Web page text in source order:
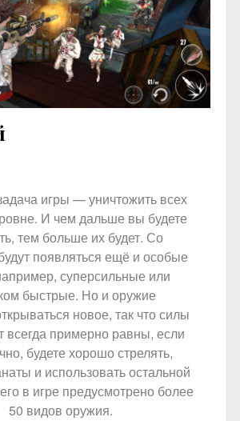
игры — уничтожить всех
И чем дальше вы будете
тем больше их будет. Со
появляться ещё и особые
суперсильные или
быстрые. Но и оружие
новое, так что силы
всегда примерно равны, если
будете хорошо стрелять,
и использовать остальной
в игре предусмотрено более
50 видов оружия.